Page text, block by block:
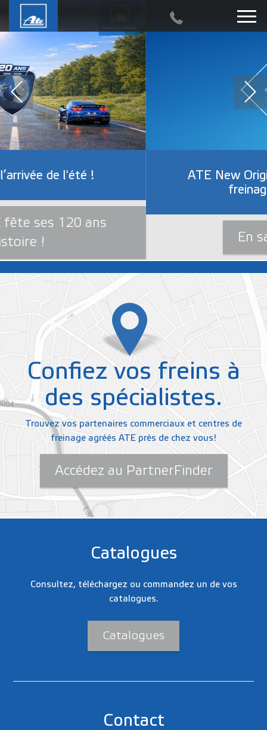
ATE New Original: Technologie de
Confiez vos freins à
des spécialistes.
Trouvez vos partenaires commerciaux et centres de
freinage agréés ATE près de chez vous!
Accédez au PartnerFinder
Catalogues
Consultez, téléchargez ou commandez un de vos
catalogues.
Catalogues
Contact